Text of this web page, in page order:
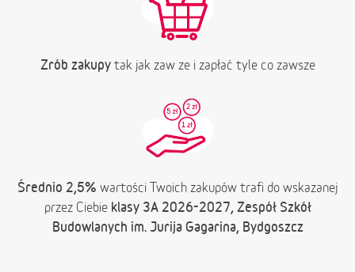
Zrób zakupytak jak zaw ze i zapłać tyle co zawsze
Średnio 2,5% wartości Twoich zakupów trafi do wskazanej
przez Ciebie klasy 3A 2026-2027, Zespół Szkół
Budowlanych im. Jurija Gagarina, Bydgoszcz